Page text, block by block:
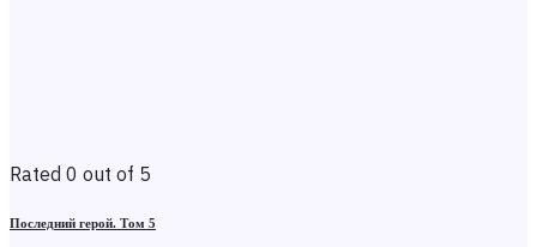
Rated 0 out of 5
Последний герой. Том 5